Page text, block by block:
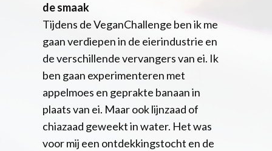
de smaak
Tijdens de VeganChallenge ben ik me
gaan verdiepen in de eierindustrie en
de verschillende vervangers van ei. Ik
ben gaan experimenteren met
appelmoes en geprakte banaan in
plaats van ei. Maar ook lijnzaad of
chiazaad geweekt in water. Het was
voor mij een ontdekkingstocht en de